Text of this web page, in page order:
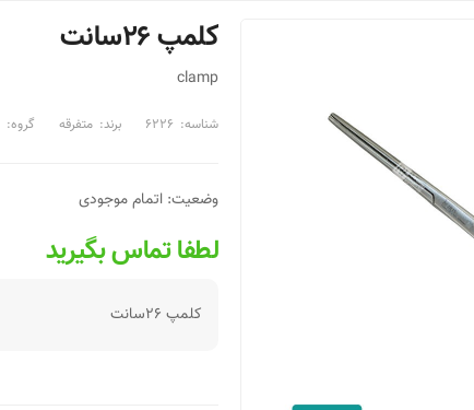
کلمپ 26سانت
clamp
شناسه: 6226 برند: متفرقه گروه:
وضعیت: اتمام موجودی
لطفا تماس بگیرید
کلمپ 26سانت